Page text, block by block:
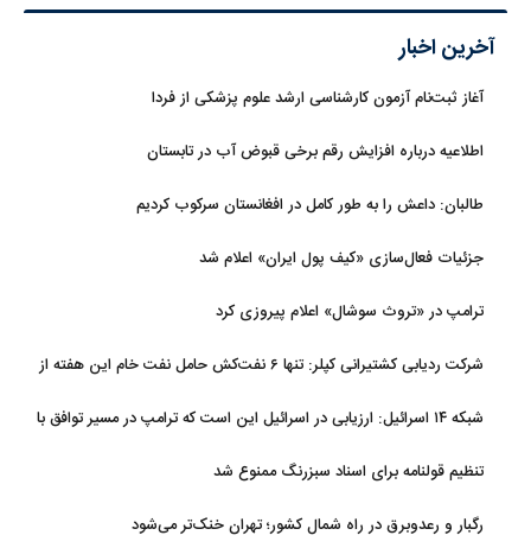
آخرین اخبار
آغاز ثبت‌نام‌ آزمون کارشناسی ارشد علوم پزشکی از فردا
اطلاعیه درباره افزایش رقم برخی قبوض آب در تابستان
طالبان: داعش را به طور کامل در افغانستان سرکوب کردیم
جزئیات فعال‌سازی «کیف پول ایران» اعلام شد
ترامپ در «تروث سوشال» اعلام پیروزی کرد
شرکت ردیابی کشتیرانی کپلر: تنها ۶ نفت‌کش حامل نفت خام این هفته از
شبکه ۱۴ اسرائیل: ارزیابی در اسرائیل این است که ترامپ در مسیر توافق با
تنظیم قولنامه برای اسناد سبزرنگ ممنوع شد
رگبار و رعدوبرق در راه شمال کشور؛ تهران خنک‌تر می‌شود